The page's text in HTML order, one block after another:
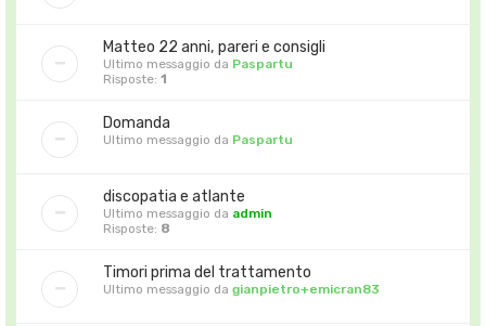
Matteo 22 anni, pareri e consigli
Ultimo messaggio da Paspartu
Risposte: 1
Domanda
Ultimo messaggio da Paspartu
discopatia e atlante
Ultimo messaggio da admin
Risposte: 8
Timori prima del trattamento
Ultimo messaggio da gianpietro+emicran83